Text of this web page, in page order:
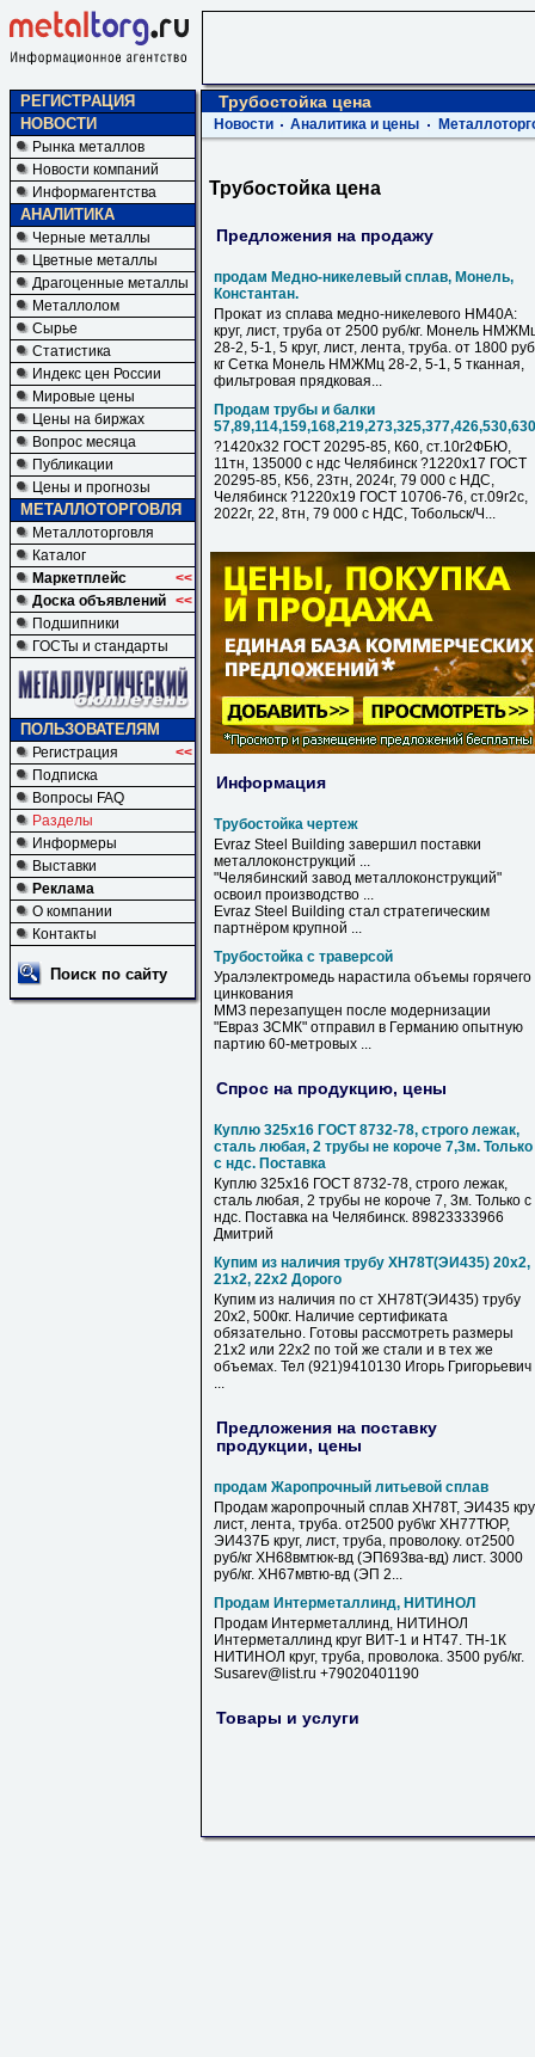
РЕГИСТРАЦИЯ
НОВОСТИ
Рынка металлов
Новости компаний
Информагентства
АНАЛИТИКА
Черные металлы
Цветные металлы
Драгоценные металлы
Металлолом
Сырье
Статистика
Индекс цен России
Мировые цены
Цены на биржах
Вопрос месяца
Публикации
Цены и прогнозы
МЕТАЛЛОТОРГОВЛЯ
Металлоторговля
Каталог
Маркетплейс
<<
Доска объявлений <<
Подшипники
ГОСТы и стандарты
ПОЛЬЗОВАТЕЛЯМ
Регистрация
<<
Подписка
Вопросы FAQ
Разделы
Информеры
Выставки
Реклама
О компании
Контакты
Поиск по сайту
Трубостойка цена
Новости Аналитика и цены
Трубостойка цена
Предложения на продажу
продам Медно-никелевый сплав, Монель,
Константан.
Прокат из сплава медно-никелевого НМ40А:
круг, лист, труба от 2500 руб/кг. Монель
28-2, 5-1, 5 круг, лист, лента, труба. от 1800
кг Сетка Монель НМЖМц 28-2, 5-1, 5 тканная,
фильтровая прядковая...
Продам трубы и балки
?1420х32 ГОСТ 20295-85, К60, ст.10г2ФБЮ,
11тн, 135000 с ндс Челябинск ?1220х17 ГОСТ
20295-85, К56, 23тн, 2024г, 79 000 с НДC,
Челябинск ?1220х19 ГОСТ 10706-76, ст.09г2с,
2022г, 22, 8тн, 79 000 с НДC, Тобольск/Ч...
Информация
Трубостойка чертеж
Evraz Steel Building завершил поставки
металлоконструкций ...
"Челябинский завод металлоконструкций"
освоил производство ...
Evraz Steel Building стал стратегическим
партнёром крупной ...
Трубостойка с траверсой
Уралэлектромедь нарастила объемы горячего
цинкования
ММЗ перезапущен после модернизации
"Евраз ЗСМК" отправил в Германию опытную
партию 60-метровых ...
Спрос на продукцию, цены
Куплю 325х16 ГОСТ 8732-78, строго лежак,
сталь любая, 2 трубы не короче 7,3м. Только
с ндс. Поставка
Куплю 325х16 ГОСТ 8732-78, строго лежак,
сталь любая, 2 трубы не короче 7, 3м. Только с
ндс. Поставка на Челябинск. 89823333966
Дмитрий
Купим из наличия трубу ХН78Т(ЭИ435) 20х2,
21х2, 22х2 Дорого
Купим из наличия по ст ХН78Т(ЭИ435) трубу
20х2, 500кг. Наличие сертификата
обязательно. Готовы рассмотреть размеры
21х2 или 22х2 по той же стали и в тех же
объемах. Тел (921)9410130 Игорь Григорьевич
...
Предложения на поставку
продукции, цены
продам Жаропрочный литьевой сплав
Продам жаропрочный сплав ХН78Т, ЭИ435
лист, лента, труба. от2500 руб\кг ХН77ТЮР,
ЭИ437Б круг, лист, труба, проволоку. от2500
руб/кг ХН68вмтюк-вд (ЭП693ва-вд) лист. 3000
руб/кг. ХН67мвтю-вд (ЭП 2...
Продам Интерметаллинд, НИТИНОЛ
Продам Интерметаллинд, НИТИНОЛ
Интерметаллинд круг ВИТ-1 и НТ47. ТН-1К
НИТИНОЛ круг, труба, проволока. 3500 руб/кг.
Susarev@list.ru +79020401190
Товары и услуги